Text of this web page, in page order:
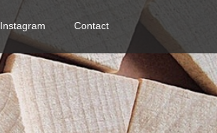
Instagram Contact